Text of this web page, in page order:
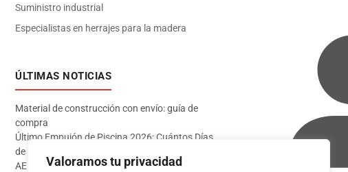
Valoramos tu privacidad
Suministro industrial
Especialistas en herrajes para la madera
ÚLTIMAS NOTICIAS
Material de construcción con envío: guía de
compra
Último Empujón de Piscina 2026: Cuántos Días
de Baño te Quedan en Madrid Sur (Datos
AEMET)